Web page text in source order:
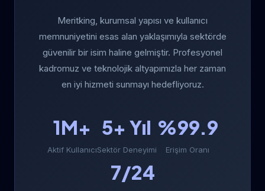
Meritking, kurumsal yapısı ve kullanıcı
memnuniyetini esas alan yaklaşımıyla sektörde
güvenilir bir isim haline gelmiştir. Profesyonel
kadromuz ve teknolojik altyapımızla her zaman
en iyi hizmeti sunmayı hedefliyoruz.
1M+
Aktif Kullanıcı
5+ Yıl
Sektör Deneyimi
%99.9
Erişim Oranı
7/24